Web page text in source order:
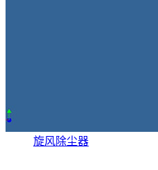
旋风除尘器